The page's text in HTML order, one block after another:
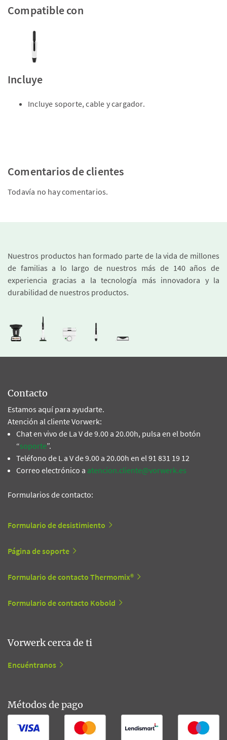
Compatible con
Incluye
Incluye soporte, cable y cargador.
Comentarios de clientes
Todavía no hay comentarios.
Nuestros productos han formado parte de la vida de millones
de familias a lo largo de nuestros más de 140 años de
experiencia gracias a la tecnología más innovadora y la
durabilidad de nuestros productos.
Contacto
Estamos aquí para ayudarte.
Atención al cliente Vorwerk:
Chat en vivo de La V de 9.00 a 20.00h, pulsa en el botón
“soporte”.
Teléfono de L a V de 9.00 a 20.00h en el 91 831 19 12
Correo electrónico a atencion.cliente@vorwerk.es
Formularios de contacto:
Formulario de desistimiento
Página de soporte
Formulario de contacto Thermomix®
Formulario de contacto Kobold
Vorwerk cerca de ti
Encuéntranos
Métodos de pago